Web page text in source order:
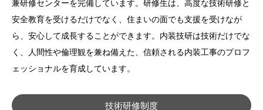
兼研修センターを完備しています。研修生は、高度な技術研修と
安全教育を受けるだけでなく、住まいの面でも支援を受けなが
ら、安心して成長することができます。内装技研は技術だけでな
く、人間性や倫理観を兼ね備えた、信頼される内装工事のプロフ
ェッショナルを育成しています。
技術研修制度